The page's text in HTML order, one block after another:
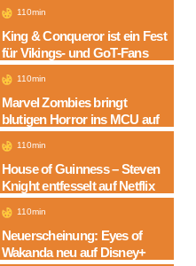
110min
King & Conqueror ist ein Fest
für Vikings- und GoT-Fans
110min
Marvel Zombies bringt
blutigen Horror ins MCU auf
Disney+
110min
House of Guinness – Steven
Knight entfesselt auf Netflix
die dunkle Seite einer
Legende
110min
Neuerscheinung: Eyes of
Wakanda neu auf Disney+